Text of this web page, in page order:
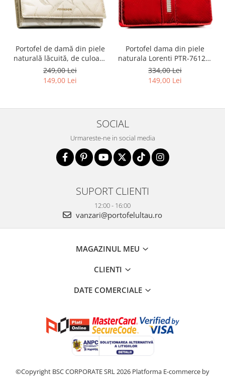
Portofel de damă din piele
naturală lăcuită, de culoare
bej, cu închidere cu capsă -
Peterson
249,00 Lei
149,00 Lei
Portofel dama din piele
naturala Lorenti PTR-76121-
MSD-9306 RE
334,00 Lei
149,00 Lei
SOCIAL
Urmareste-ne in social media
SUPORT CLIENTI
12:00 - 16:00
vanzari@portofelultau.ro
MAGAZINUL MEU
CLIENTI
DATE COMERCIALE
©Copyright BSC CORPORATE SRL 2026 Platforma E-commerce by